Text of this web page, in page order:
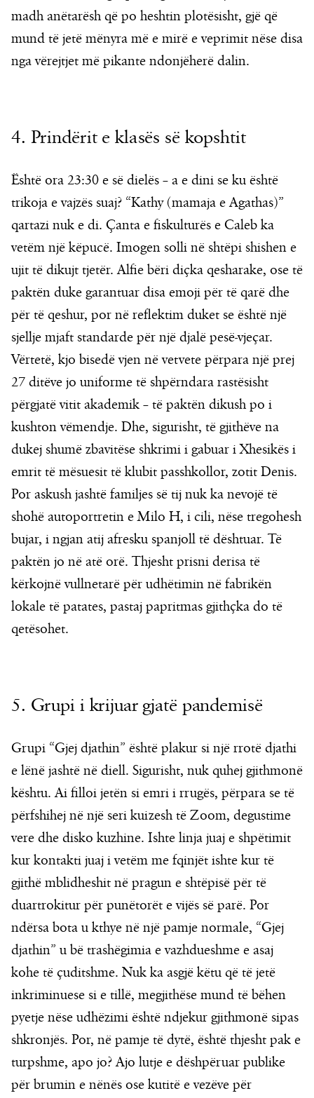
madh anëtarësh që po heshtin plotësisht, gjë që
mund të jetë mënyra më e mirë e veprimit nëse disa
nga vërejtjet më pikante ndonjëherë dalin.
4. Prindërit e klasës së kopshtit
Është ora 23:30 e së dielës – a e dini se ku është
trikoja e vajzës suaj? “Kathy (mamaja e Agathas)”
qartazi nuk e di. Çanta e fiskulturës e Caleb ka
vetëm një këpucë. Imogen solli në shtëpi shishen e
ujit të dikujt tjetër. Alfie bëri diçka qesharake, ose të
paktën duke garantuar disa emoji për të qarë dhe
për të qeshur, por në reflektim duket se është një
sjellje mjaft standarde për një djalë pesë-vjeçar.
Vërtetë, kjo bisedë vjen në vetvete përpara një prej
27 ditëve jo uniforme të shpërndara rastësisht
përgjatë vitit akademik – të paktën dikush po i
kushton vëmendje. Dhe, sigurisht, të gjithëve na
dukej shumë zbavitëse shkrimi i gabuar i Xhesikës i
emrit të mësuesit të klubit passhkollor, zotit Denis.
Por askush jashtë familjes së tij nuk ka nevojë të
shohë autoportretin e Milo H, i cili, nëse tregohesh
bujar, i ngjan atij afresku spanjoll të dështuar. Të
paktën jo në atë orë. Thjesht prisni derisa të
kërkojnë vullnetarë për udhëtimin në fabrikën
lokale të patates, pastaj papritmas gjithçka do të
qetësohet.
5. Grupi i krijuar gjatë pandemisë
Grupi “Gjej djathin” është plakur si një rrotë djathi
e lënë jashtë në diell. Sigurisht, nuk quhej gjithmonë
kështu. Ai filloi jetën si emri i rrugës, përpara se të
përfshihej në një seri kuizesh të Zoom, degustime
vere dhe disko kuzhine. Ishte linja juaj e shpëtimit
kur kontakti juaj i vetëm me fqinjët ishte kur të
gjithë mblidheshit në pragun e shtëpisë për të
duartrokitur për punëtorët e vijës së parë. Por
ndërsa bota u kthye në një pamje normale, “Gjej
djathin” u bë trashëgimia e vazhdueshme e asaj
kohe të çuditshme. Nuk ka asgjë këtu që të jetë
inkriminuese si e tillë, megjithëse mund të bëhen
pyetje nëse udhëzimi është ndjekur gjithmonë sipas
shkronjës. Por, në pamje të dytë, është thjesht pak e
turpshme, apo jo? Ajo lutje e dëshpëruar publike
për brumin e nënës ose kutitë e vezëve për